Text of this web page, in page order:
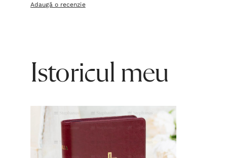
Adaugă o recenzie
Istoricul meu